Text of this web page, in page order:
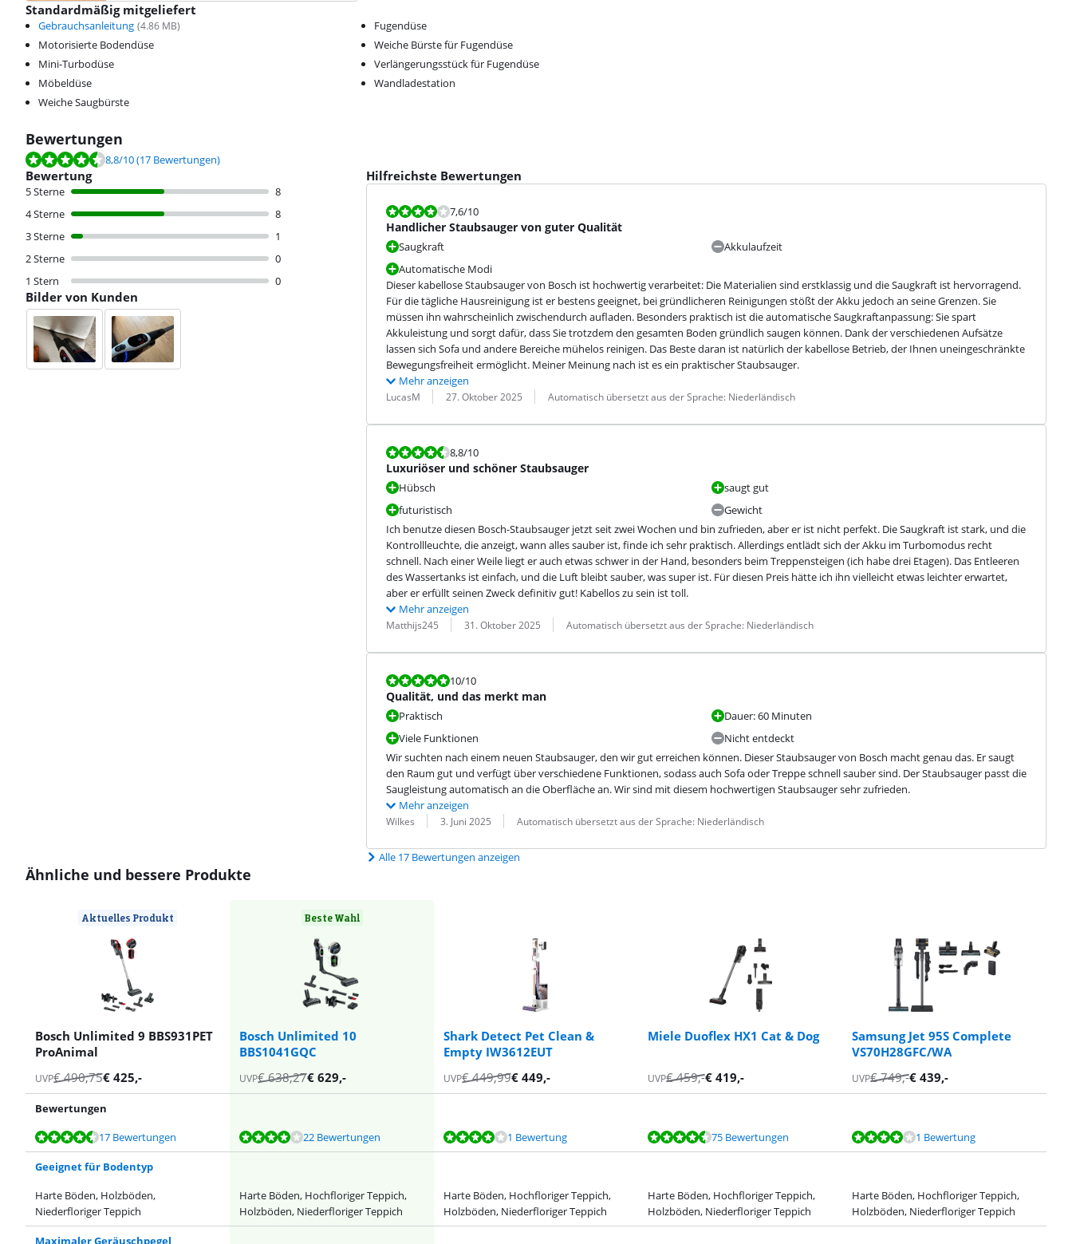
Standardmäßig mitgeliefert
Gebrauchsanleitung (4.86 MB)
Motorisierte Bodendüse
Mini-Turbodüse
Möbeldüse
Weiche Saugbürste
Fugendüse
Weiche Bürste für Fugendüse
Verlängerungsstück für Fugendüse
Wandladestation
Bewertungen
Bewertet mit 8,8 von 10, basierend auf 17 Bewertungen.
8,8/10(17 Bewertungen)
Bewertung
5 Sterne
8
4 Sterne
8
3 Sterne
1
2 Sterne
0
1 Stern
0
Bilder von Kunden
Hilfreichste Bewertungen
Bewertet mit 7,6 von 10.
7,6/10
Handlicher Staubsauger von guter Qualität
Saugkraft
Automatische Modi
Akkulaufzeit
Dieser kabellose Staubsauger von Bosch ist hochwertig verarbeitet: Die Materialien sind erstklassig und die Saugkraft ist hervorragend.
Für die tägliche Hausreinigung ist er bestens geeignet, bei gründlicheren Reinigungen stößt der Akku jedoch an seine Grenzen. Sie
müssen ihn wahrscheinlich zwischendurch aufladen. Besonders praktisch ist die automatische Saugkraftanpassung: Sie spart
Akkuleistung und sorgt dafür, dass Sie trotzdem den gesamten Boden gründlich saugen können. Dank der verschiedenen Aufsätze
lassen sich Sofa und andere Bereiche mühelos reinigen. Das Beste daran ist natürlich der kabellose Betrieb, der Ihnen uneingeschränkte
Bewegungsfreiheit ermöglicht. Meiner Meinung nach ist es ein praktischer Staubsauger.
Mehr anzeigen
Bewertung von:
LucasM
Datum: 27. Oktober 2025
Übersetzung: Automatisch übersetzt aus der Sprache: Niederländisch
Bewertet mit 8,8 von 10.
8,8/10
Luxuriöser und schöner Staubsauger
Hübsch
futuristisch
saugt gut
Gewicht
Ich benutze diesen Bosch-Staubsauger jetzt seit zwei Wochen und bin zufrieden, aber er ist nicht perfekt. Die Saugkraft ist stark, und die
Kontrollleuchte, die anzeigt, wann alles sauber ist, finde ich sehr praktisch. Allerdings entlädt sich der Akku im Turbomodus recht
schnell. Nach einer Weile liegt er auch etwas schwer in der Hand, besonders beim Treppensteigen (ich habe drei Etagen). Das Entleeren
des Wassertanks ist einfach, und die Luft bleibt sauber, was super ist. Für diesen Preis hätte ich ihn vielleicht etwas leichter erwartet,
aber er erfüllt seinen Zweck definitiv gut! Kabellos zu sein ist toll.
Mehr anzeigen
Bewertung von:
Matthijs245
Datum: 31. Oktober 2025
Übersetzung: Automatisch übersetzt aus der Sprache: Niederländisch
Bewertet mit 10 von 10.
10/10
Qualität, und das merkt man
Praktisch
Viele Funktionen
Dauer: 60 Minuten
Nicht entdeckt
Wir suchten nach einem neuen Staubsauger, den wir gut erreichen können. Dieser Staubsauger von Bosch macht genau das. Er saugt
den Raum gut und verfügt über verschiedene Funktionen, sodass auch Sofa oder Treppe schnell sauber sind. Der Staubsauger passt die
Saugleistung automatisch an die Oberfläche an. Wir sind mit diesem hochwertigen Staubsauger sehr zufrieden.
Mehr anzeigen
Bewertung von:
Wilkes
Datum: 3. Juni 2025
Übersetzung: Automatisch übersetzt aus der Sprache: Niederländisch
Alle 17 Bewertungen anzeigen
Ähnliche und bessere Produkte
Aktuelles Produkt
Bosch Unlimited 9 BBS931PET
ProAnimal
Beste Wahl
Bosch Unlimited 10
BBS1041GQC
Shark Detect Pet Clean &
Empty IW3612EUT
Miele Duoflex HX1 Cat & Dog
Samsung Jet 95S Complete
VS70H28GFC/WA
UVP€490,75€ 425,- UVP€638,27€ 629,- UVP€449,99€ 449,- UVP€459,-€ 419,- UVP€749,-€ 439,-
Bewertungen
Bewertet mit 8,8 von 10, basierend auf 17 Bewertungen.
17 Bewertungen
Bewertet mit 8,1 von 10, basierend auf 22 Bewertungen. 22 Bewertungen
Bewertet mit 7,6 von 10, basierend auf 1 Bewertung. 1 Bewertung
Bewertet mit 8,8 von 10, basierend auf 75 Bewertungen. 75 Bewertungen
Bewertet mit 8,4 von 10, basierend auf 1 Bewertung. 1 Bewertung
Geeignet für Bodentyp
Harte Böden, Holzböden,
Niederfloriger Teppich
Harte Böden, Hochfloriger Teppich,
Holzböden, Niederfloriger Teppich
Harte Böden, Hochfloriger Teppich,
Holzböden, Niederfloriger Teppich
Harte Böden, Hochfloriger Teppich,
Holzböden, Niederfloriger Teppich
Harte Böden, Hochfloriger Teppich,
Holzböden, Niederfloriger Teppich
Maximaler Geräuschpegel